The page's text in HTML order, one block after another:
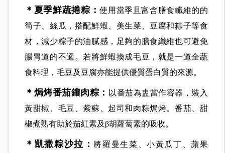
＊夏季鮮蔬捲粽：使用當季且富含膳食纖維的的
筍子、絲瓜，搭配鮮蝦、美生菜、豆腐和粽子等食
材，減少粽子的油膩感，足夠的膳食纖維也可避免
腸胃道的不適。若將鮮蝦換成毛豆，就是一道全蔬
食料理，毛豆及豆腐亦能提供優質蛋白質的來源。
＊焗烤番茄鑲肉粽：
以番茄為盅當作容器，裝入
黃甜椒、毛豆、紫蘇、起司和肉粽焗烤。番茄、甜
椒煮熟有助於茄紅素及β胡蘿蔔素的吸收。
＊凱撒粽沙拉： 將羅曼生菜、小黃瓜丁、蘋果